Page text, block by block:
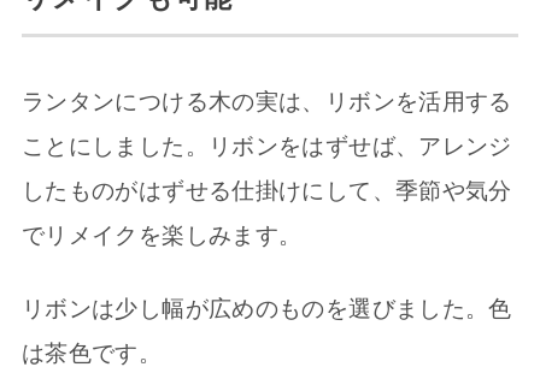
ランタンにつける木の実は、リボンを活用する
ことにしました。リボンをはずせば、アレンジ
したものがはずせる仕掛けにして、季節や気分
でリメイクを楽しみます。
リボンは少し幅が広めのものを選びました。色
は茶色です。